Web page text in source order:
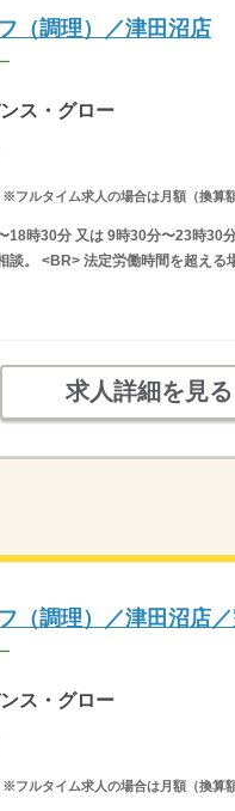
（調理）／津田沼店
ス・グロー
フルタイム求人の場合は月額（換算
18時30分 又は 9時30分〜23時30
談。 <BR> 法定労働時間を超える
求人詳細を見る
（調理）／津田沼店
ス・グロー
フルタイム求人の場合は月額（換算